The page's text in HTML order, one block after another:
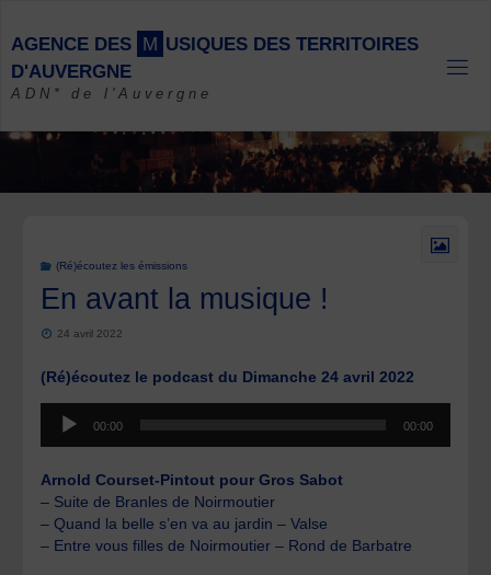
content
AGENCE DES M USIQUES DES TERRITOIRES
D'AUVERGNE
ADN* de l'Auvergne
(Ré)écoutez les émissions
En avant la musique !
24 avril 2022
(Ré)écoutez le podcast du Dimanche 24 avril 2022
Lecteur
audio
00:00 00:00
Arnold Courset-Pintout pour Gros Sabot
– Suite de Branles de Noirmoutier
– Quand la belle s’en va au jardin – Valse
– Entre vous filles de Noirmoutier – Rond de Barbatre